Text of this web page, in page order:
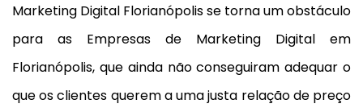
Marketing Digital Florianópolis se torna um obstáculo
para as Empresas de Marketing Digital em
Florianópolis, que ainda não conseguiram adequar o
que os clientes querem a uma justa relação de preço